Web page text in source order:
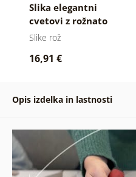
Slika elegantni
cvetovi z rožnato
zlatim pridihom
Slike rož
16,91 €
Opis izdelka in lastnosti